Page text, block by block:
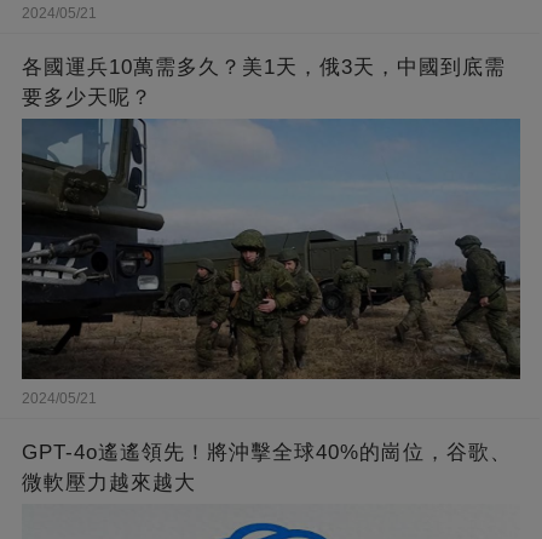
2024/05/21
各國運兵10萬需多久？美1天，俄3天，中國到底需
要多少天呢？
2024/05/21
GPT-4o遙遙領先！將沖擊全球40%的崗位，谷歌、
微軟壓力越來越大